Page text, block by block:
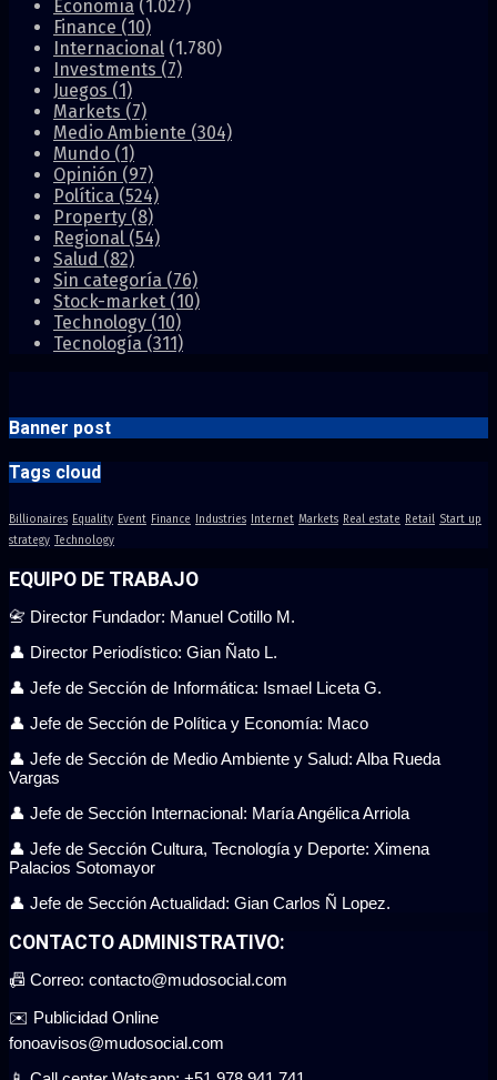
Economía (1.027)
Finance (10)
Internacional (1.780)
Investments (7)
Juegos (1)
Markets (7)
Medio Ambiente (304)
Mundo (1)
Opinión (97)
Política (524)
Property (8)
Regional (54)
Salud (82)
Sin categoría (76)
Stock-market (10)
Technology (10)
Tecnología (311)
Banner post
Tags cloud
Billionaires Equality Event Finance Industries Internet Markets Real estate Retail Start up
strategy Technology
EQUIPO DE TRABAJO
📇 Director Fundador: Manuel Cotillo M.
👤 Director Periodístico: Gian Ñato L.
👤 Jefe de Sección de Informática: Ismael Liceta G.
👤 Jefe de Sección de Política y Economía: Maco
👤 Jefe de Sección de Medio Ambiente y Salud: Alba Rueda
Vargas
👤 Jefe de Sección Internacional: María Angélica Arriola
👤 Jefe de Sección Cultura, Tecnología y Deporte: Ximena
Palacios Sotomayor
👤 Jefe de Sección Actualidad: Gian Carlos Ñ Lopez.
CONTACTO ADMINISTRATIVO:
📠 Correo: contacto@mudosocial.com
✉️ Publicidad Online
fonoavisos@mudosocial.com